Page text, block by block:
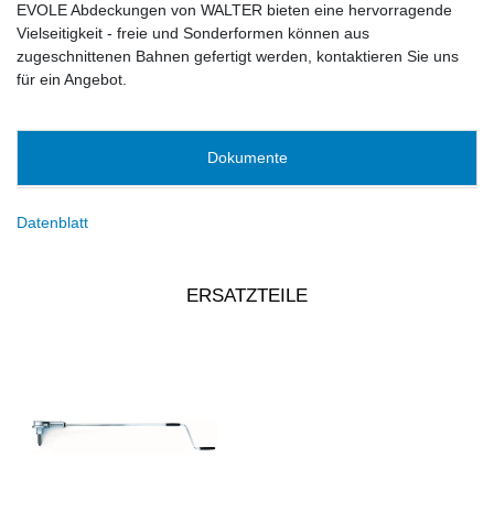
EVOLE Abdeckungen von WALTER bieten eine hervorragende
Vielseitigkeit - freie und Sonderformen können aus
zugeschnittenen Bahnen gefertigt werden, kontaktieren Sie uns
für ein Angebot.
Dokumente
Datenblatt
ERSATZTEILE